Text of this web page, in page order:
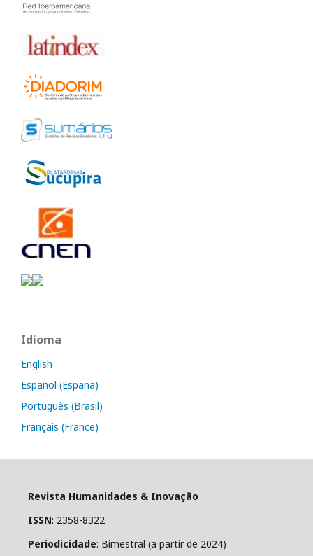
Idioma
English
Español (España)
Português (Brasil)
Français (France)
Revista Humanidades & Inovação
ISSN: 2358-8322
Periodicidade: Bimestral (a partir de 2024)